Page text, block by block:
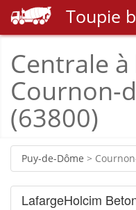
Toupie
Centrale
Cournon-
(63800)
Puy-de-Dôme >
LafargeHolcim